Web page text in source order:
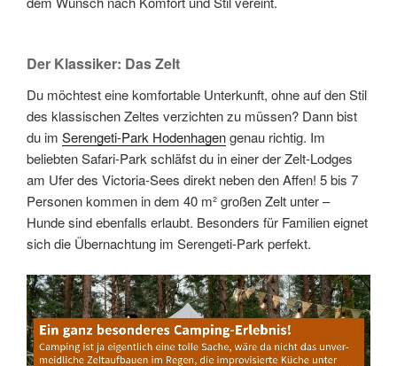
Der Klassiker: Das Zelt
Du möchtest eine komfortable Unterkunft, ohne auf den Stil
des klassischen Zeltes verzichten zu müssen? Dann bist
du im Serengeti-Park Hodenhagengenau richtig. Im
beliebten Safari-Park schläfst du in einer der Zelt-Lodges
am Ufer des Victoria-Sees direkt neben den Affen! 5 bis 7
Personen kommen in dem 40 m² großen Zelt unter –
Hunde sind ebenfalls erlaubt. Besonders für Familien eignet
sich die Übernachtung im Serengeti-Park perfekt.
Link Embed